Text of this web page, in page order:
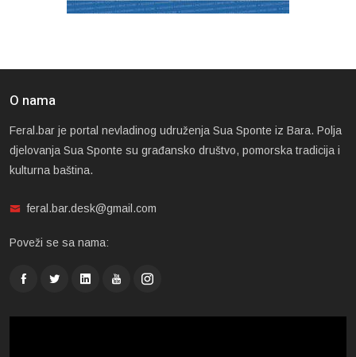
O nama
Feral.bar je portal nevladinog udruženja Sua Sponte iz Bara. Polja
djelovanja Sua Sponte su građansko društvo, pomorska tradicija i
kulturna baština.
feral.bar.desk@gmail.com
Poveži se sa nama: